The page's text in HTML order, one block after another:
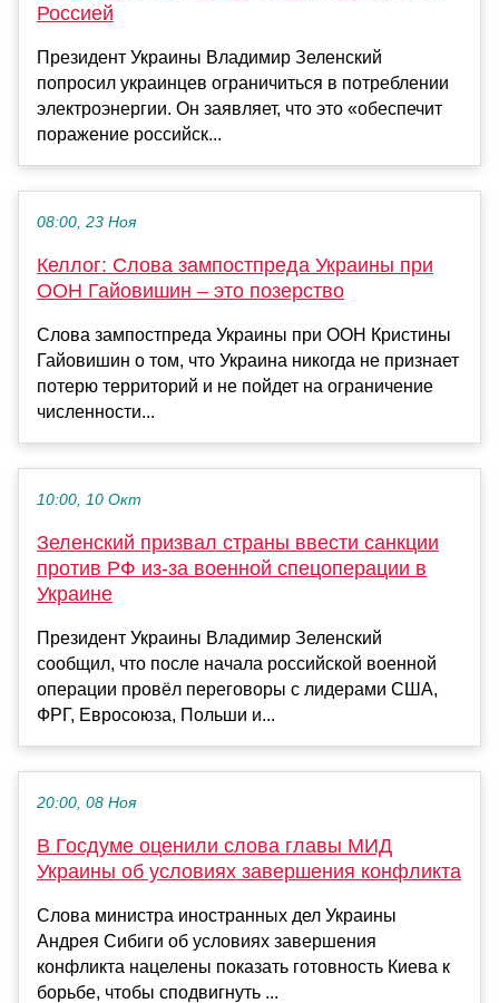
Россией
Президент Украины Владимир Зеленский
попросил украинцев ограничиться в потреблении
электроэнергии. Он заявляет, что это «обеспечит
поражение российск...
08:00, 23 Ноя
Келлог: Слова зампостпреда Украины при
ООН Гайовишин – это позерство
Слова зампостпреда Украины при ООН Кристины
Гайовишин о том, что Украина никогда не признает
потерю территорий и не пойдет на ограничение
численности...
10:00, 10 Окт
Зеленский призвал страны ввести санкции
против РФ из-за военной спецоперации в
Украине
Президент Украины Владимир Зеленский
сообщил, что после начала российской военной
операции провёл переговоры с лидерами США,
ФРГ, Евросоюза, Польши и...
20:00, 08 Ноя
В Госдуме оценили слова главы МИД
Украины об условиях завершения конфликта
Слова министра иностранных дел Украины
Андрея Сибиги об условиях завершения
конфликта нацелены показать готовность Киева к
борьбе, чтобы сподвигнуть ...